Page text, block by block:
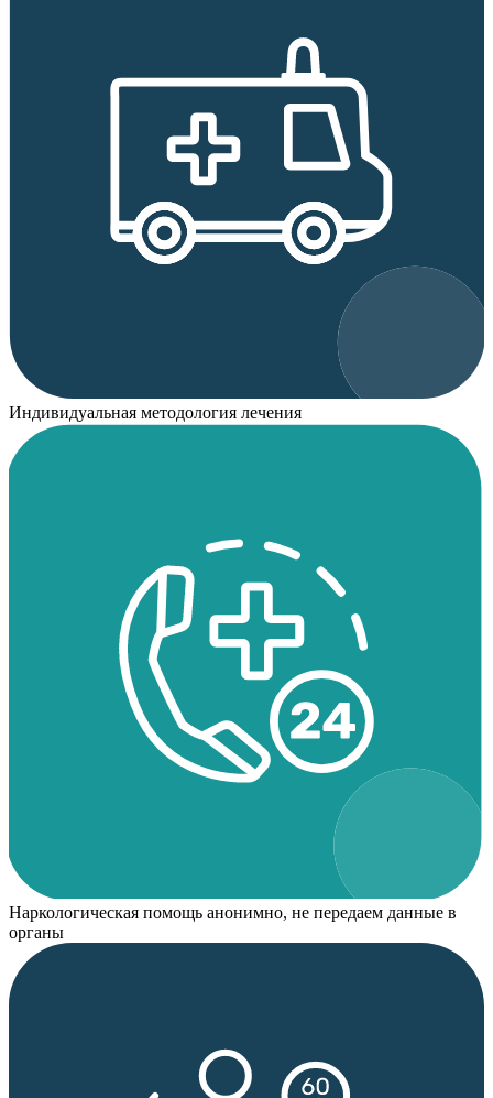
Индивидуальная методология лечения
Наркологическая помощь анонимно, не передаем данные в
органы